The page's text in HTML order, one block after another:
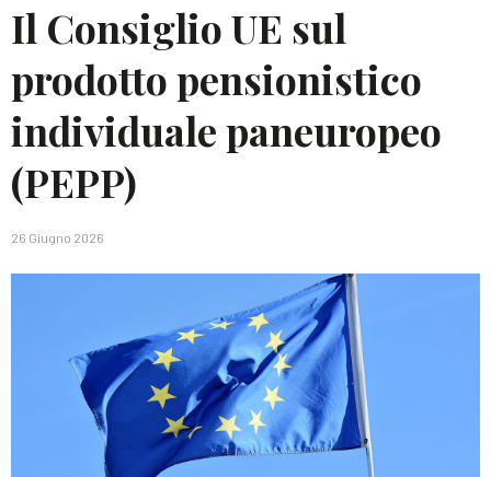
Il Consiglio UE sul
prodotto pensionistico
individuale paneuropeo
(PEPP)
26 Giugno 2026